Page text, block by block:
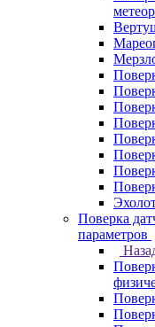
Поверка
параметров